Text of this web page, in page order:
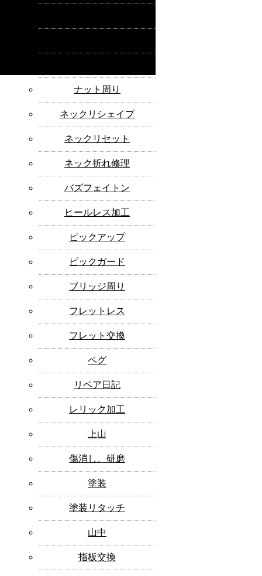
ナット周り
ネックリシェイプ
ネックリセット
ネック折れ修理
バズフェイトン
ヒールレス加工
ピックアップ
ピックガード
ブリッジ周り
フレットレス
フレット交換
ペグ
リペア日記
レリック加工
上山
傷消し、研磨
塗装
塗装リタッチ
山中
指板交換